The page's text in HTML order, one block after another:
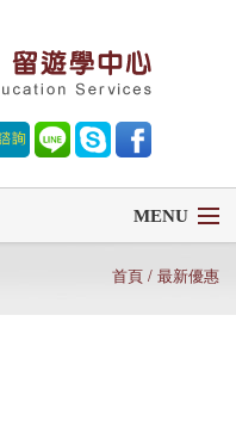
MENU
首頁/ 最新優惠